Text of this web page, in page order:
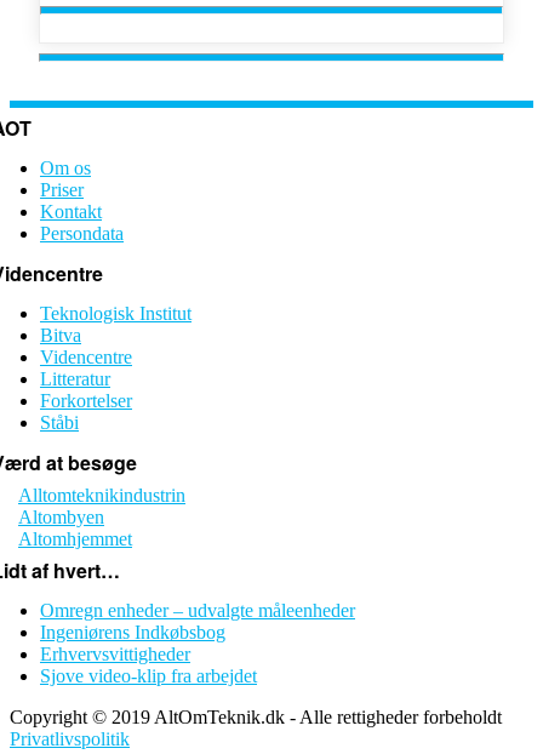
Om os
Priser
Kontakt
Persondata
Teknologisk Institut
Bitva
Videncentre
Litteratur
Forkortelser
Ståbi
at besøge
Alltomteknikindustrin
Altombyen
Altomhjemmet
af hvert…
Omregn enheder – udvalgte måleenheder
Ingeniørens Indkøbsbog
Erhvervsvittigheder
Sjove video-klip fra arbejdet
Copyright © 2019 AltOmTeknik.dk - Alle rettigheder forbeholdt
Privatlivspolitik